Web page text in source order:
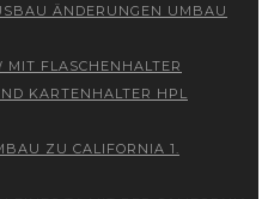
ÄNDERUNGEN UMBAU
MIT FLASCHENHALTER
KARTENHALTER HPL
ZU CALIFORNIA 1.